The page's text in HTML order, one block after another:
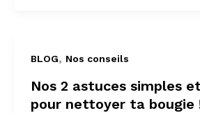
BLOG, Nos conseils
Nos 2 astuces simples
pour nettoyer ta bougie